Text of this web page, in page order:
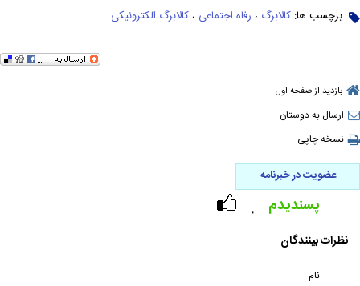
برچسب ها: کالابرگ ، رفاه اجتماعی ، کالابرگ الکترونیکی
بازدید از صفحه اول
ارسال به دوستان
نسخه چاپی
عضویت در خبرنامه
۰ پسندیدم
نظرات بینندگان
نام